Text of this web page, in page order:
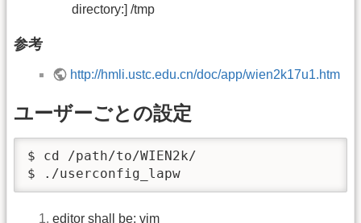
directory:] /tmp
参考
http://hmli.ustc.edu.cn/doc/app/wien2k17u1.htm
ユーザーごとの設定
$ cd /path/to/WIEN2k/
$ ./userconfig_lapw
editor shall be: vim